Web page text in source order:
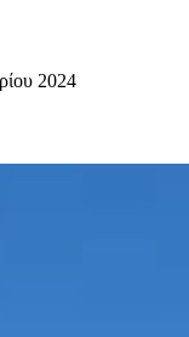
2024